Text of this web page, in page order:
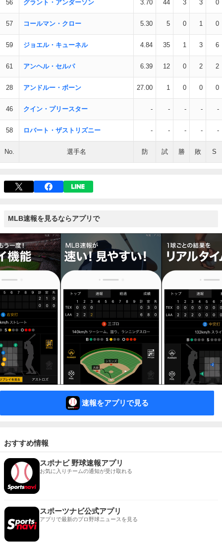
56 グラント・アンダーソン 3.70 44 3 3 0
57 コールマン・クロー 5.30 5 0 1 0
59 ジョエル・キューネル 4.84 35 1 3 6
61 アンヘル・セルパ 6.39 12 0 2 2
28 アンドルー・ボーン 27.00 1 0 0 0
46 クイン・プリースター - - - - -
58 ロバート・ザストリズニー - - - - -
No. 選手名 防 試 勝 敗 S
MLB速報を見るならアプリで
速報をアプリで見る
おすすめ情報
スポナビ 野球速報アプリ
お気に入りチームの通知が受け取れる
スポーツナビ公式アプリ
アプリで最新のプロ野球ニュースを見る